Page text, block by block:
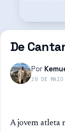
De
Por
28 DE
A jovem atleta